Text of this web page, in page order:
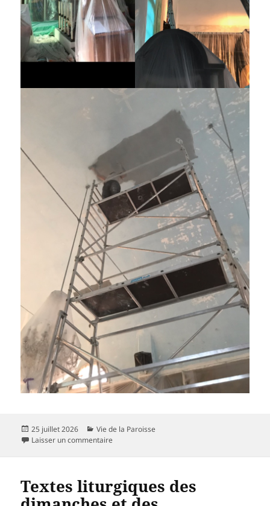
Publié
le
25 juillet 2026 Catégories
Vie de la Paroisse
Laisser un commentairesur Rénovation de l’église : office en plein air
Textes liturgiques des